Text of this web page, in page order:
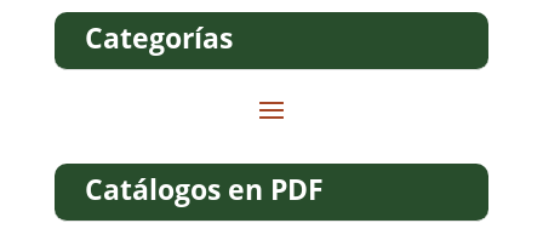
Categorías
Catálogos en PDF